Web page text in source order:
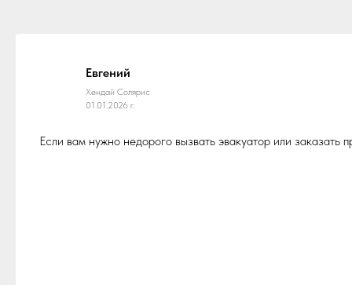
Евгений
Хендай Солярис
01.01.2026 г.
Если вам нужно недорого вызвать эвакуатор или